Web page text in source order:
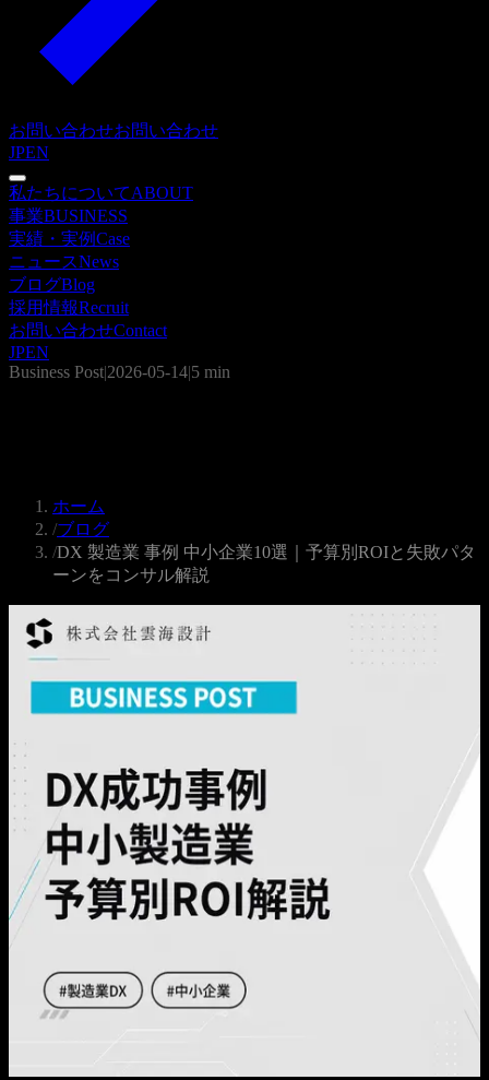
お問い合わせお問い合わせ
JPEN
私たちについてABOUT
事業BUSINESS
実績・実例Case
ニュースNews
ブログBlog
採用情報Recruit
お問い合わせContact
JPEN
Business Post|2026-05-14|5 min
ホーム
/ブログ
/DX 製造業 事例 中小企業10選｜予算別ROIと失敗パタ
ーンをコンサル解説